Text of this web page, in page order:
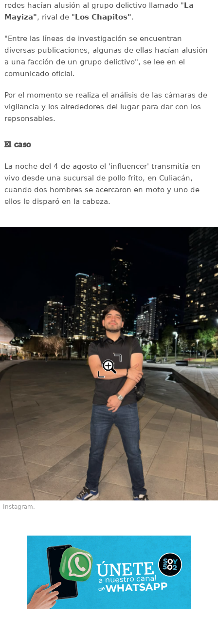
redes hacían alusión al grupo delictivo llamado " La
Mayiza", rival de " Los Chapitos".
"Entre las líneas de investigación se encuentran
diversas publicaciones, algunas de ellas hacían alusión
a una facción de un grupo delictivo", se lee en el
comunicado oficial.
Por el momento se realiza el análisis de las cámaras de
vigilancia y los alrededores del lugar para dar con los
repsonsables.
El caso
La noche del 4 de agosto el 'influencer' transmitía en
vivo desde una sucursal de pollo frito, en Culiacán,
cuando dos hombres se acercaron en moto y uno de
ellos le disparó en la cabeza.
Instagram.